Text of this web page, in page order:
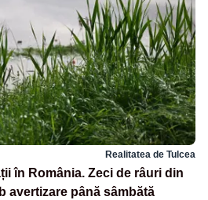
Realitatea de Tulcea
în România. Zeci de râuri din
avertizare până sâmbătă